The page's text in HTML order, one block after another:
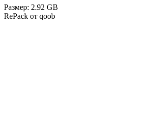
Размер: 2.92 GB
RePack от qoob